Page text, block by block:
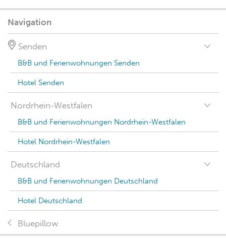
Navigation
Senden
B&B und Ferienwohnungen Senden
Hotel Senden
Nordrhein-Westfalen
B&B und Ferienwohnungen Nordrhein-Westfalen
Hotel Nordrhein-Westfalen
Deutschland
B&B und Ferienwohnungen Deutschland
Hotel Deutschland
Bluepillow